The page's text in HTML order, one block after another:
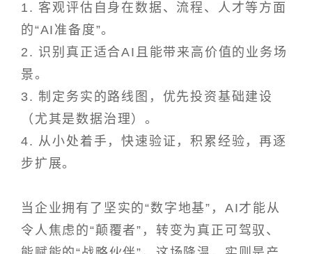
1. 客观评估自身在数据、流程、人才等方面
的“AI准备度”。
2. 识别真正适合AI且能带来高价值的业务场
景。
3. 制定务实的路线图，优先投资基础建设
（尤其是数据治理）。
4. 从小处着手，快速验证，积累经验，再逐
步扩展。
当企业拥有了坚实的“数字地基”，AI才能从
令人焦虑的“颠覆者”，转变为真正可驾驭、